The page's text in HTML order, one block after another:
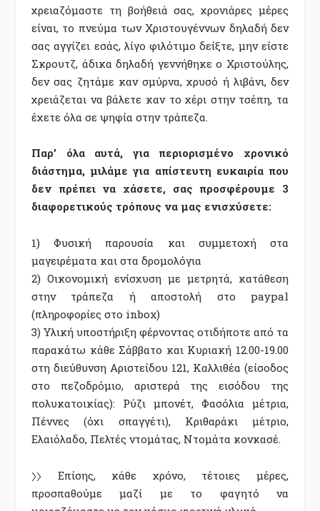
χρειαζόμαστε τη βοήθειά σας, χρονιάρες μέρες
είναι, το πνεύμα των Χριστουγέννων δηλαδή δεν
σας αγγίζει εσάς, λίγο φιλότιμο δείξτε, μην είστε
Σκρουτζ, άδικα δηλαδή γεννήθηκε ο Χριστούλης,
δεν σας ζητάμε καν σμύρνα, χρυσό ή λιβάνι, δεν
χρειάζεται να βάλετε καν το χέρι στην τσέπη, τα
έχετε όλα σε ψηφία στην τράπεζα.
Παρ’ όλα αυτά, για περιορισμένο χρονικό
διάστημα, μιλάμε για απίστευτη ευκαιρία που
δεν πρέπει να χάσετε, σας προσφέρουμε 3
διαφορετικούς τρόπους να μας ενισχύσετε:
1) Φυσική παρουσία και συμμετοχή στα
μαγειρέματα και στα δρομολόγια
2) Οικονομική ενίσχυση με μετρητά, κατάθεση
στην τράπεζα ή αποστολή στο paypal
(πληροφορίες στο inbox)
3) Υλική υποστήριξη φέρνοντας οτιδήποτε από τα
παρακάτω κάθε Σάββατο και Κυριακή 12.00-19.00
στη διεύθυνση Αριστείδου 121, Καλλιθέα (είσοδος
στο πεζοδρόμιο, αριστερά της εισόδου της
πολυκατοικίας): Ρύζι μπονέτ, Φασόλια μέτρια,
Πέννες (όχι σπαγγέτι), Κριθαράκι μέτριο,
Ελαιόλαδο, Πελτές ντομάτας, Ντομάτα κονκασέ.
〉〉 Επίσης, κάθε χρόνο, τέτοιες μέρες,
προσπαθούμε μαζί με το φαγητό να